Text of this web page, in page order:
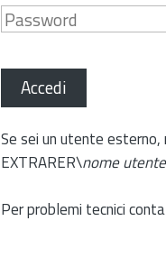
Accedi
Se sei un utente esterno,
EXTRARER\nome utente
Per problemi tecnici